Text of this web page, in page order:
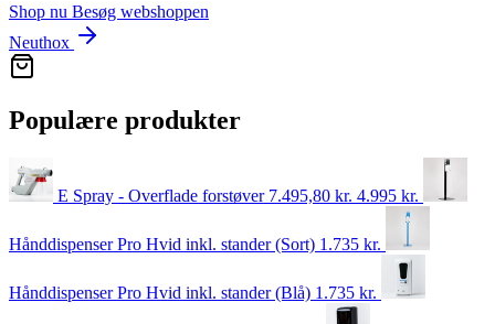
Shop nu Besøg webshoppen
Neuthox
Populære produkter
E Spray - Overflade forstøver 7.495,80 kr. 4.995 kr.
Hånddispenser Pro Hvid inkl. stander (Sort) 1.735 kr.
Hånddispenser Pro Hvid inkl. stander (Blå) 1.735 kr.